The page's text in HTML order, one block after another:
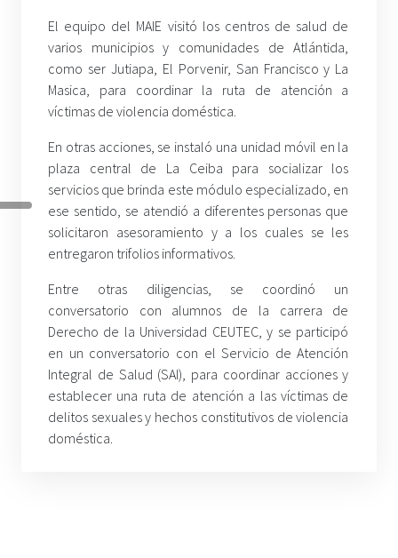
El equipo del MAIE visitó los centros de salud de
varios municipios y comunidades de Atlántida,
como ser Jutiapa, El Porvenir, San Francisco y La
Masica, para coordinar la ruta de atención a
víctimas de violencia doméstica.
En otras acciones, se instaló una unidad móvil en la
plaza central de La Ceiba para socializar los
servicios que brinda este módulo especializado, en
ese sentido, se atendió a diferentes personas que
solicitaron asesoramiento y a los cuales se les
entregaron trifolios informativos.
Entre otras diligencias, se coordinó un
conversatorio con alumnos de la carrera de
Derecho de la Universidad CEUTEC, y se participó
en un conversatorio con el Servicio de Atención
Integral de Salud (SAI), para coordinar acciones y
establecer una ruta de atención a las víctimas de
delitos sexuales y hechos constitutivos de violencia
doméstica.